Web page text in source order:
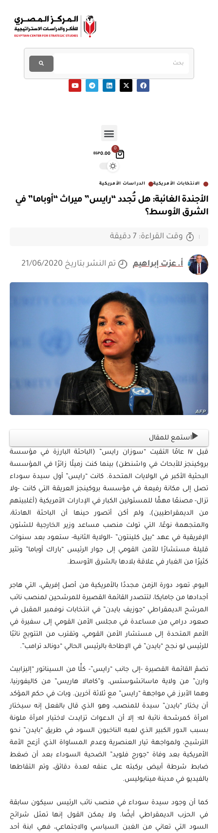
0
EGP0.00
الانتخابات الأمريكية الدراسات الأمريكية
الأجندة الغائبة: هل تُجدد “رايس” ميراث “أوباما” في
الشرق الأوسط؟
أ. عزت إبراهيم تم النشر بتاريخ 21/06/2020
وقت القراءة: 7 دقيقة
استمع للمقال
قبل ١٧ عامًا التقيت “سوزان رايس” (الباحثة البارزة في مؤسسة
بروكينجز للأبحاث في واشنطن) بينما كنت زميلًا زائرًا في المؤسسة
البحثية الأكبر في الولايات المتحدة. كانت “رايس” أول سيدة سوداء
تصل إلى مكانة رفيعة في مؤسسة بروكينجز العريقة التي كانت -ولا
تزال- مصنعًا مهمًّا للمسئولين الكبار في الإدارات الأمريكية (أغلبيتهم
من الديمقراطيين)، ولم أكن أتصور حينها أن الباحثة الهادئة،
والمتجهمة نوعًا، التي تولت منصب مساعد وزير الخارجية للشئون
الإفريقية في عهد “بيل كلينتون” -الولاية الثانية- ستعود بعد سنوات
قليلة مستشارًا للأمن القومي إلى جوار الرئيس “باراك أوباما” وتثير
كثيرًا من الغبار في علاقة بلادها بالشرق الأوسط.
اليوم، تعود دورة الزمن مجددًا بالأمريكية من أصل إفريقي، التي هاجر
أجدادها من جامايكا، لتتصدر القائمة القصيرة للمرشحين لمنصب نائب
المرشح الديمقراطي “جوزيف بايدن” في انتخابات نوفمبر المقبل في
صعود درامي من مساعدة في مجلس الأمن القومي إلى سفيرة في
الأمم المتحدة إلى مستشار الأمن القومي، وتقترب من التتويج نائبًا
للرئيس لو نجح “بايدن” في الإطاحة بالرئيس الحالي “دونالد ترامب”.
تضمّ القائمة القصيرة -إلى جانب “رايس”- كلًّا من السيناتور “إليزابيث
وارن” من ولاية ماساتشوستس، و”كامالا هاريس” من كاليفورنيا،
وهما الأبرز في مواجهة “رايس” مع ثلاثة آخرين. وبات في حكم المؤكد
أن يختار “بايدن” سيدة للمنصب، وهو الذي قال بالفعل إنه سيختار
امرأة كمرشحة نائبة له؛ إلا أن الدعوات تزايدت لاختيار امرأة ملونة
بسبب الدور الكبير الذي لعبه الناخبون السود في طريق “بايدن” نحو
الترشيح، ولمواجهة تيار العنصرية وعدم المساواة الذي أزعج الأمة
الأمريكية بعد وفاة “جورج فلويد” الضحية السوداء بعد أن ضغط
ضابط شرطة أبيض بركبته على عنقه لعدة دقائق، وتم التقاطها
بالفيديو في مدينة مينابوليس.
كما أن وجود سيدة سوداء في منصب نائب الرئيس سيكون سابقة
في الحزب الديمقراطي أيضًا. ولا يمكن القول إنها تمثل شرائح
السود التي تعاني من الغبن السياسي والاجتماعي، فهي ابنة أحد